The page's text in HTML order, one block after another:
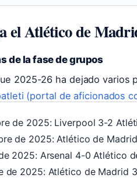
el Atlético de
de la fase de grupos
2025-26 ha dejado
(portal de aficionados
de 2025: Liverpool 3-2
de 2025: Atlético de
2025: Arsenal 4-0 Atlético
de 2025: Atlético de Madrid